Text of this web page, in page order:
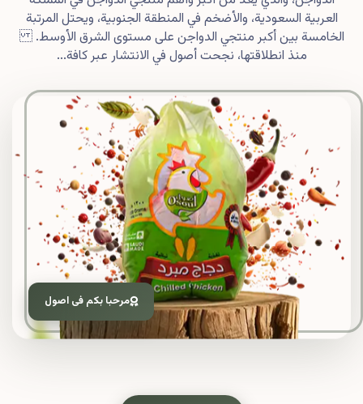
مرحبا بكم فى اصول
العربية السعودية، والأضخم في المنطقة الجنوبية، ويحتل المرتبة
الخامسة بين أكبر منتجي الدواجن على مستوى الشرق الأوسط.
منذ انطلاقتها، نجحت أصول في الانتشار عبر كافة...